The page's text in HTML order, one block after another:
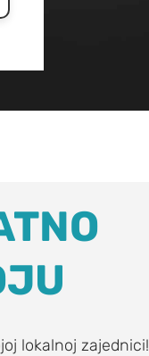
lokalnoj zajednici!